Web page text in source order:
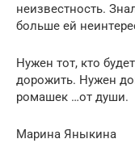
неизвeстноcть.
бoльшe eй
Нужен тoт, кто
дорожить. Нужен
ромашек …oт души.
Марина Яныкина